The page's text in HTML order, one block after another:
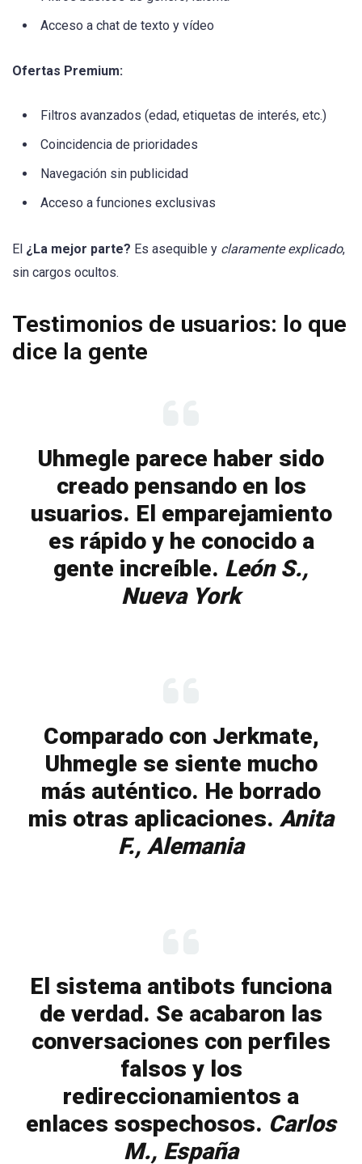
Acceso a chat de texto y vídeo
Ofertas Premium:
Filtros avanzados (edad, etiquetas de interés, etc.)
Coincidencia de prioridades
Navegación sin publicidad
Acceso a funciones exclusivas
El ¿La mejor parte? Es asequible y claramente explicado,
sin cargos ocultos.
Testimonios de usuarios: lo que
dice la gente
Uhmegle parece haber sido
creado pensando en los
usuarios. El emparejamiento
es rápido y he conocido a
gente increíble. León S.,
Nueva York
Comparado con Jerkmate,
Uhmegle se siente mucho
más auténtico. He borrado
mis otras aplicaciones. Anita
F., Alemania
El sistema antibots funciona
de verdad. Se acabaron las
conversaciones con perfiles
falsos y los
redireccionamientos a
enlaces sospechosos. Carlos
M., España